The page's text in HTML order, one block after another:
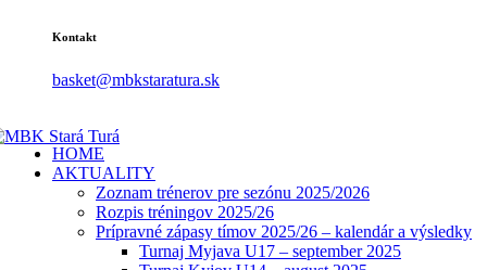
Kontakt
basket@mbkstaratura.sk
HOME
AKTUALITY
Zoznam trénerov pre sezónu 2025/2026
Rozpis tréningov 2025/26
Prípravné zápasy tímov 2025/26 – kalendár a výsledky
Turnaj Myjava U17 – september 2025